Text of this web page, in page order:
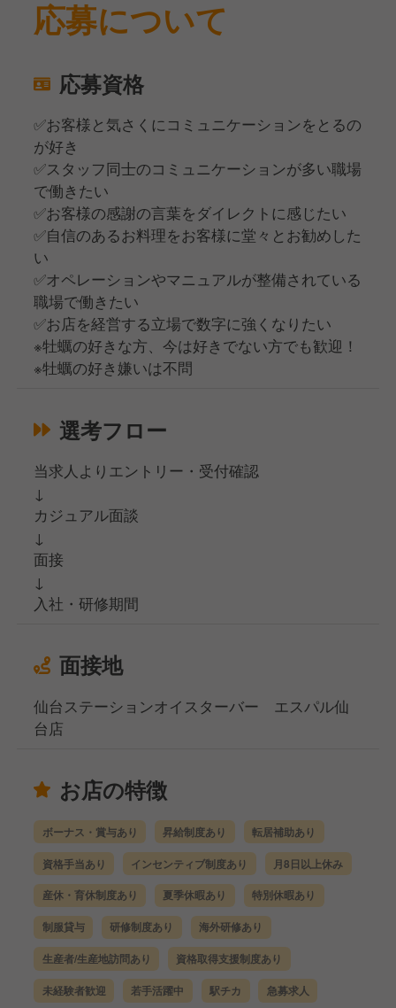
応募について
応募資格
✅お客様と気さくにコミュニケーションをとるの
が好き
✅スタッフ同士のコミュニケーションが多い職場
で働きたい
✅お客様の感謝の言葉をダイレクトに感じたい
✅自信のあるお料理をお客様に堂々とお勧めした
い
✅オペレーションやマニュアルが整備されている
職場で働きたい
✅お店を経営する立場で数字に強くなりたい
※牡蠣の好きな方、今は好きでない方でも歓迎！
※牡蠣の好き嫌いは不問
選考フロー
当求人よりエントリー・受付確認
↓
カジュアル面談
↓
面接
↓
入社・研修期間
面接地
仙台ステーションオイスターバー エスパル仙
台店
お店の特徴
ボーナス・賞与あり 昇給制度あり 転居補助あり
資格手当あり インセンティブ制度あり 月8日以上休み
産休・育休制度あり 夏季休暇あり 特別休暇あり
制服貸与 研修制度あり 海外研修あり
生産者/生産地訪問あり 資格取得支援制度あり
未経験者歓迎 若手活躍中 駅チカ 急募求人